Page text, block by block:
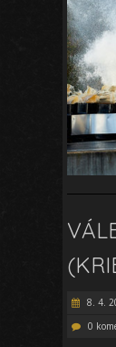
8. 4.
0